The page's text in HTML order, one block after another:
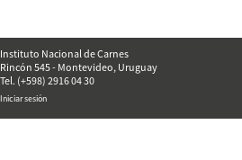
Instituto Nacional de Carnes
Rincón 545 - Montevideo, Uruguay
Tel. (+598) 2916 04 30
Iniciar sesión